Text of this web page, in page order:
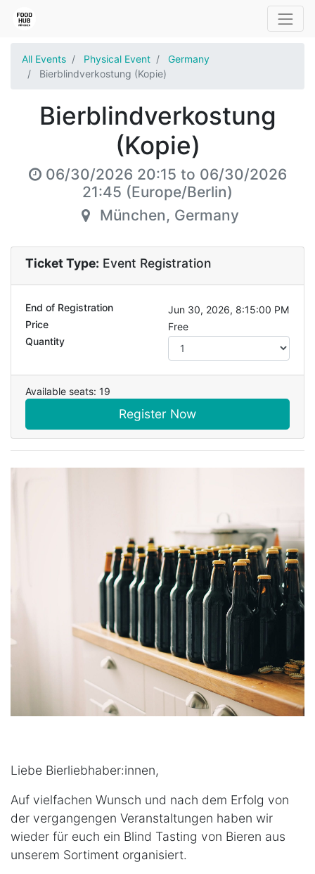
All Events Physical Event
Germany
Bierblindverkostung (Kopie)
Bierblindverkostung
(Kopie)
06/30/2026 20:15 to 06/30/2026
21:45 (Europe/Berlin)
München, Germany
Ticket Type: Event Registration
End of Registration
Jun 30, 2026, 8:15:00 PM
Price
Free
Quantity
Available seats: 19
Register Now
Liebe Bierliebhaber:innen,
Auf vielfachen Wunsch und nach dem Erfolg von
der vergangengen Veranstaltungen haben wir
wieder für euch ein Blind Tasting von Bieren aus
unserem Sortiment organisiert.